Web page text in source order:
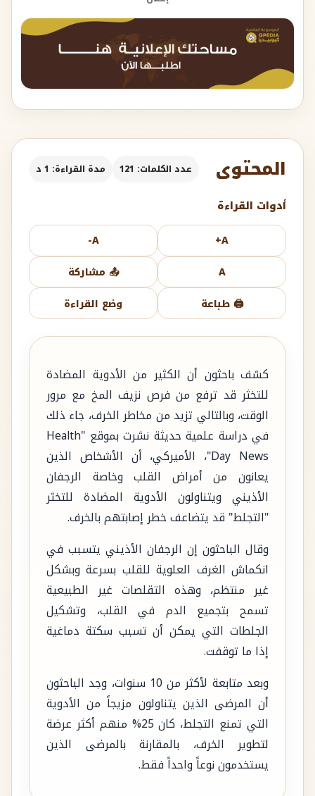
المحتوى عدد الكلمات: 121 مدة القراءة: 1 د
أدوات القراءة
A+
A-
A
📤 مشاركة
🖨️ طباعة
وضع القراءة
كشف باحثون أن الكثير من الأدوية المضادة
للتخثر قد ترفع من فرص نزيف المخ مع مرور
الوقت، وبالتالي تزيد من مخاطر الخرف، جاء ذلك
في دراسة علمية حديثة نشرت بموقع "Health
Day News"، الأميركي، أن الأشخاص الذين
يعانون من أمراض القلب وخاصة الرجفان
الأذيني ويتناولون الأدوية المضادة للتخثر
"التجلط" قد يتضاعف خطر إصابتهم بالخرف.
وقال الباحثون إن الرجفان الأذيني يتسبب في
انكماش الغرف العلوية للقلب بسرعة وبشكل
غير منتظم، وهذه التقلصات غير الطبيعية
تسمح بتجميع الدم في القلب، وتشكيل
الجلطات التي يمكن أن تسبب سكتة دماغية
إذا ما توقفت.
وبعد متابعة لأكثر من 10 سنوات، وجد الباحثون
أن المرضى الذين يتناولون مزيجاً من الأدوية
التي تمنع التجلط، كان 25% منهم أكثر عرضة
لتطوير الخرف، بالمقارنة بالمرضى الذين
يستخدمون نوعاً واحداً فقط.